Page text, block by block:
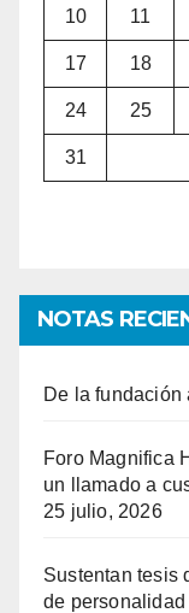
10 11
17 18
24 25
31
NOTAS
De la fundación
Foro Magnifica
un llamado a
25 julio, 2026
Sustentan tesis
de